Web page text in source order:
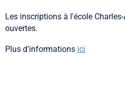
Les inscriptions à l'école
ouvertes.
Plus d'informations ici